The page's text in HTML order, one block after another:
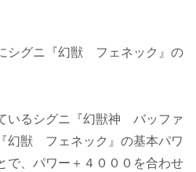
シグニ『幻獣 フェネック』の
いるシグニ『幻獣神 バッファ
幻獣 フェネック』の基本パワ
で、パワー＋４０００を合わせ